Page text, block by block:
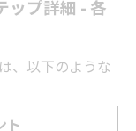
ップ詳細 - 各
、以下のような
ト